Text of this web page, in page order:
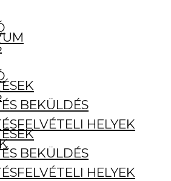
BEKÜLDÉS
HELYEK
BEKÜLDÉS
HELYEK